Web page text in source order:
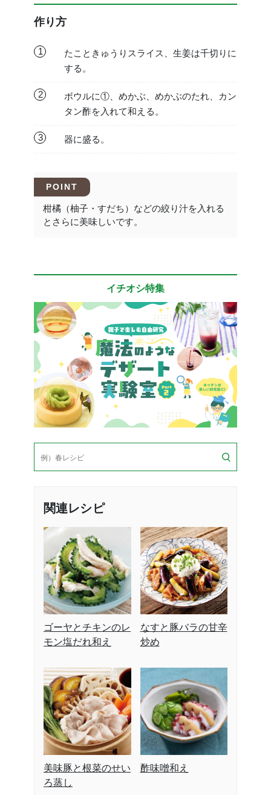
作り方
1
たこときゅうりスライス、生姜は千切りに
する。
2
ボウルに①、めかぶ、めかぶのたれ、カン
タン酢を入れて和える。
3 器に盛る。
POINT
柑橘（柚子・すだち）などの絞り汁を入れる
とさらに美味しいです。
イチオシ特集
検
索
関連レシピ
ゴーヤとチキンのレ
モン塩だれ和え
なすと豚バラの甘辛
炒め
美味豚と根菜のせい
ろ蒸し
酢味噌和え